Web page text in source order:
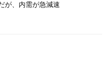
が、内需が急減速